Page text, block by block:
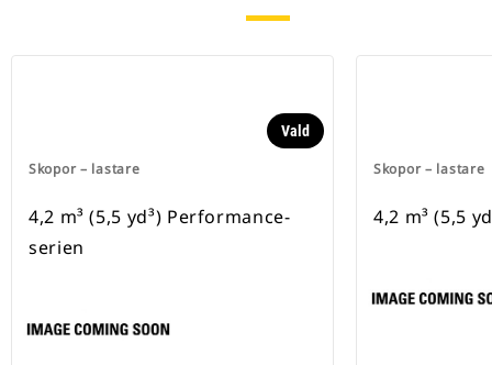
Skopor – lastare
Vald
4,2 m³ (5,5 yd³) Performance-
serien
Skopor – lastare
4,2 m³ (5,5